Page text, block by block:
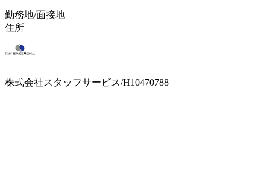
勤務地/面接地
住所
株式会社スタッフサービス/H10470788